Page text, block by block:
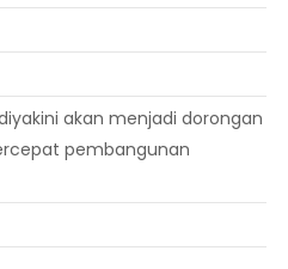
akan menjadi dorongan
pembangunan